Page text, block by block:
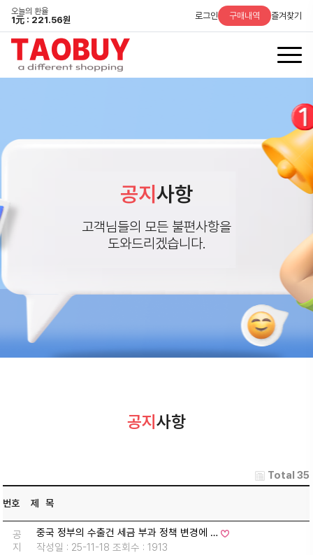
오늘의 환율
1元 : 221.56원 로그인 구매내역 즐겨찾기
공지 사항
고객님들의 모든 불편사항을
도와드리겠습니다.
공지 사항
Total 35
번호 제 목
공
지
중국 정부의 수출건 세금 부과 정책 변경에 …
작성일 : 25-11-18 조회수 : 1913